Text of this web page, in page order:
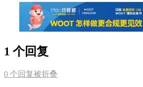
1 个回复
0 个回复被折叠